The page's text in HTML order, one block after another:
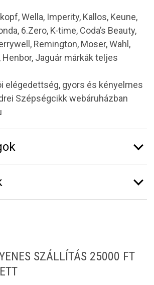
Wella, Imperity, Kallos, Keune,
6.Zero, K-time, Coda’s Beauty,
Remington, Moser, Wahl,
Henbor, Jaguár márkák teljes
elégedettség, gyors és kényelmes
Szépségcikk webáruházban
SZÁLLÍTÁS 25000 FT